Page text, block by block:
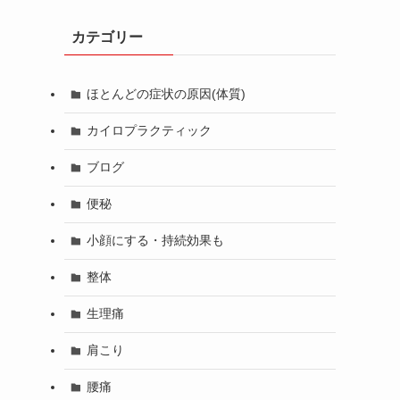
カテゴリー
ほとんどの症状の原因(体質)
カイロプラクティック
ブログ
便秘
小顔にする・持続効果も
整体
生理痛
肩こり
腰痛